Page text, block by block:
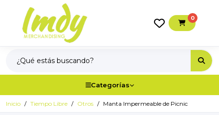
0
Categorías
Inicio Tiempo Libre Otros Manta Impermeable de Picnic